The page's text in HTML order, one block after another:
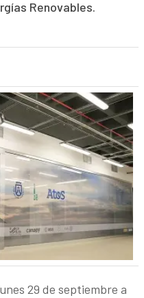
Renovables.
29 de septiembre a